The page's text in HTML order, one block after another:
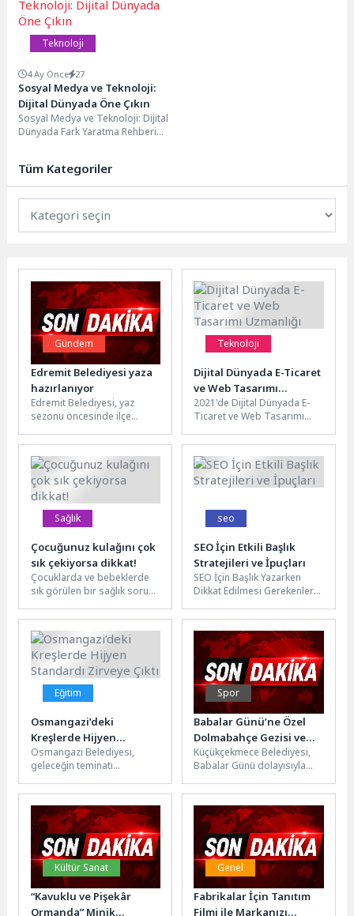
Teknoloji
4 Ay Önce 27
Sosyal Medya ve Teknoloji:
Dijital Dünyada Öne Çıkın
Sosyal Medya ve Teknoloji: Dijital
Dünyada Fark Yaratma Rehberi
Tüm Kategoriler
Gündem
Edremit Belediyesi yaza
hazırlanıyor
Edremit Belediyesi, yaz
sezonu öncesinde ilçe
bakım çalışmalarından
temizlik hizmetlerine, çevre...
Teknoloji
Dijital Dünyada E-Ticaret
ve Web Tasarımı
Uzmanlığı
2021'de Dijital Dünyada E-
Ticaret ve Web Tasarımı
dünyada e-ticaret ve web...
Sağlık
Çocuğunuz kulağını çok
sık çekiyorsa dikkat!
Çocuklarda ve bebeklerde
sık görülen bir sağlık sorunu
sebebi olabiliyor. Ağrının
en...
seo
SEO İçin Etkili Başlık
Stratejileri ve İpuçları
SEO İçin Başlık Yazarken
Dikkat Edilmesi Gerekenler
Optimizasyonu) stratejileri
oluştururken başlık
yazımına...
Eğitim
Osmangazi’deki
Kreşlerde Hijyen
Standardı Zirveye Çıktı
Osmangazi Belediyesi,
geleceğin teminatı
adına örnek bir çalışmaya
daha imza attı. Ara...
Spor
Babalar Günü’ne Özel
Dolmabahçe Gezisi ve
Kürek Etkinliği
Düzenlendi
Küçükçekmece Belediyesi,
Babalar Günü dolayısıyla
yönelik Dolmabahçe Sarayı
gezisi ve ‘’Babamla El...
Kültür Sanat
“Kavuklu ve Pişekâr
Ormanda” Minik
Genel
Fabrikalar İçin Tanıtım
Filmi ile Markanızı